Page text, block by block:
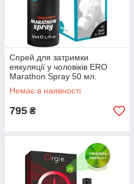
Спрей для затримки
еякуляції у чоловіків ERO
Marathon Spray 50 мл.
Немає в наявності
795 ₴